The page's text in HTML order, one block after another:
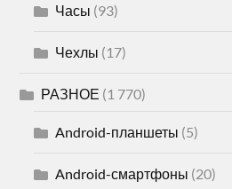
Часы (93)
Чехлы (17)
РАЗНОЕ (1 770)
Android-планшеты (5)
Android-смартфоны (20)